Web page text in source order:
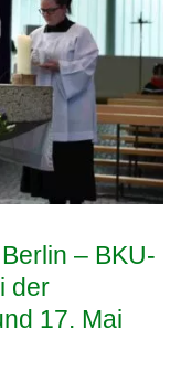
– BKU-
der
17. Mai